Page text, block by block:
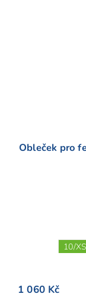
Obleček pro
1 060 Kč
10/XS